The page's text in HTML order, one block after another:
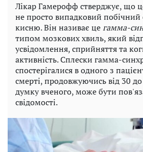
Лікар Гамерофф стверджує, що
не просто випадковий побічний
кисню. Він називає цегамма-
типом мозкових хвиль, який
усвідомлення, сприйняття та
активність. Сплески гамма-
спостерігалися в одного з
смерті, продовжуючись від 30
думку вченого, може бути
свідомості.